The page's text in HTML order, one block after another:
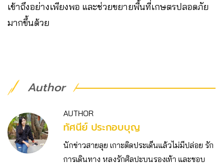
เข้าถึงอย่างเพียงพอ และช่วยขยายพื้นที่เกษตรปลอดภัย
มากขึ้นด้วย
Author
AUTHOR
ทัศนีย์ ประกอบบุญ
นักข่าวสายลุย เกาะติดประเด็นแล้วไม่มีปล่อย รัก
การเดินทาง หลงรักศิลปะบนรองเท้า และชอบ